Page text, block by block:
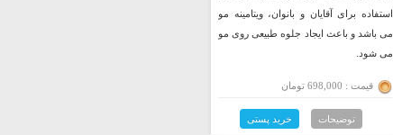
استفاده برای آقایان و بانوان، ویتامینه مو
می باشد و باعث ایجاد جلوه طبیعی روی مو
می شود.
قیمت : 698,000 تومان
توضیحات خرید پستی